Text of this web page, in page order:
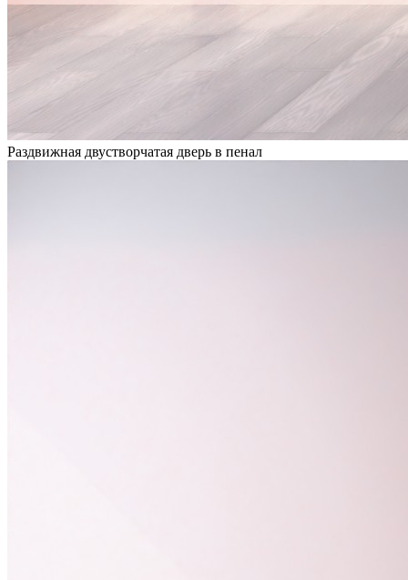
Раздвижная двустворчатая дверь в пенал